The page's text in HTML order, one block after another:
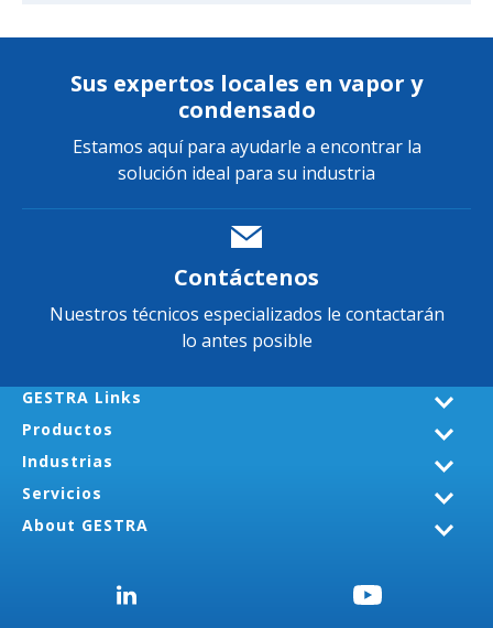
Sus expertos locales en vapor y
condensado
Estamos aquí para ayudarle a encontrar la
solución ideal para su industria
Contáctenos
Nuestros técnicos especializados le contactarán
lo antes posible
GESTRA Links
Productos
Industrias
Servicios
About GESTRA